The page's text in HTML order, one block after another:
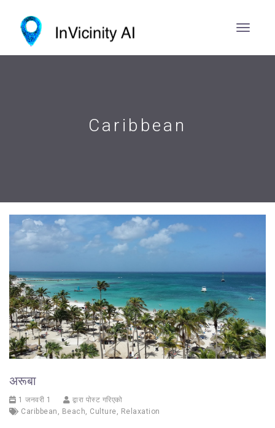
Caribbean
अरूबा
1 जनवरी 1
द्वारा पोस्ट गरिएको
Caribbean , Beach, Culture, Relaxation